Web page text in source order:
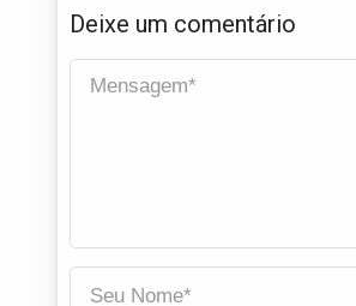
Deixe um comentário